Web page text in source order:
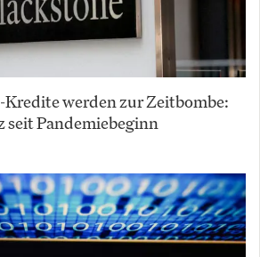
werden zur Zeitbombe:
seit Pandemiebeginn